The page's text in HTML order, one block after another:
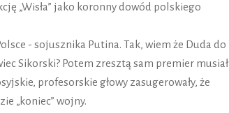
„Wisła” jako koronny dowód polskiego
- sojusznika Putina. Tak, wiem że Duda do
Sikorski? Potem zresztą sam premier musiał
profesorskie głowy zasugerowały, że
„koniec” wojny.